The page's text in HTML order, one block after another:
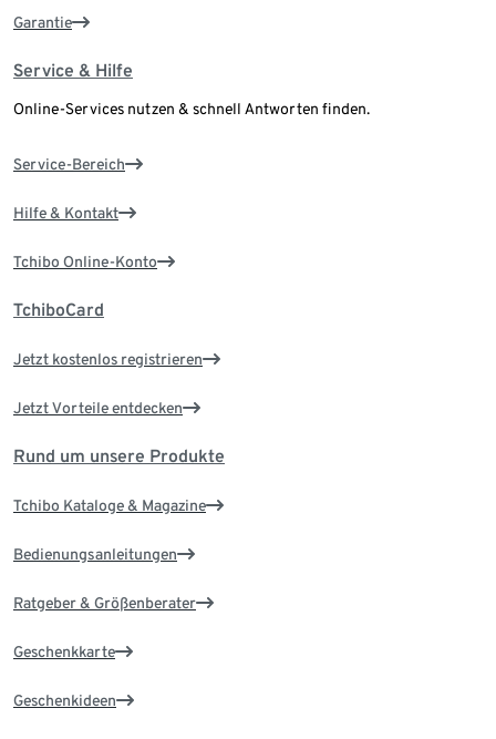
Garantie
Service & Hilfe
Online-Services nutzen & schnell Antworten finden.
Service-Bereich
Hilfe & Kontakt
Tchibo Online-Konto
TchiboCard
Jetzt kostenlos registrieren
Jetzt Vorteile entdecken
Rund um unsere Produkte
Tchibo Kataloge & Magazine
Bedienungsanleitungen
Ratgeber & Größenberater
Geschenkkarte
Geschenkideen